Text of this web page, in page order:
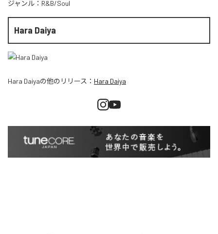
ジャンル： R&B/Soul
Hara Daiya
Hara Daiyaの他のリリース： Hara Daiya